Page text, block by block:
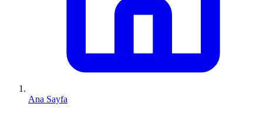
Ana Sayfa